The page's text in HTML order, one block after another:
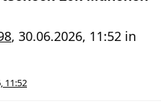
, 30.06.2026, 11:52 in
11:52